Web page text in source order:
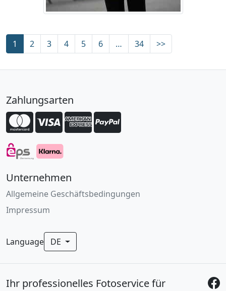
1 2 3 4 5 6 … 34 >>
Zahlungsarten
Unternehmen
Allgemeine Geschäftsbedingungen
Impressum
Language DE
Ihr professionelles Fotoservice für